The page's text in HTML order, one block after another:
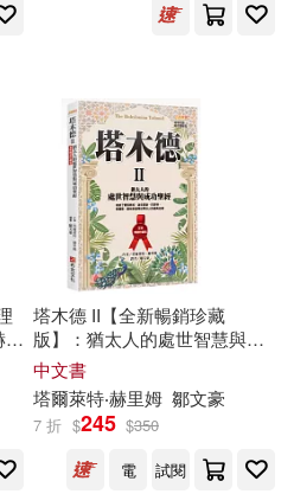
(14)
大塊文化(79)
晨星(78)
洛
塔木德 II【全新暢銷珍藏
版】：猶太人的處世智慧與成
功聖經(成就了愛因斯坦、洛克
菲勒、巴菲特、索羅斯、葛林
斯潘等世界巨人的經典名著)
中文書
塔爾萊特‧赫里姆 鄒文豪
7 折 $245 $350
電
試閱